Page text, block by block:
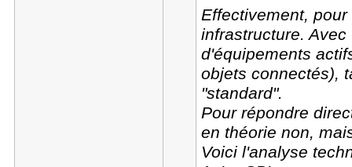
Effectivement,
infrastructure.
d'équipements
objets connectés),
"standard".
Pour répondre
en théorie non,
Voici l'analyse